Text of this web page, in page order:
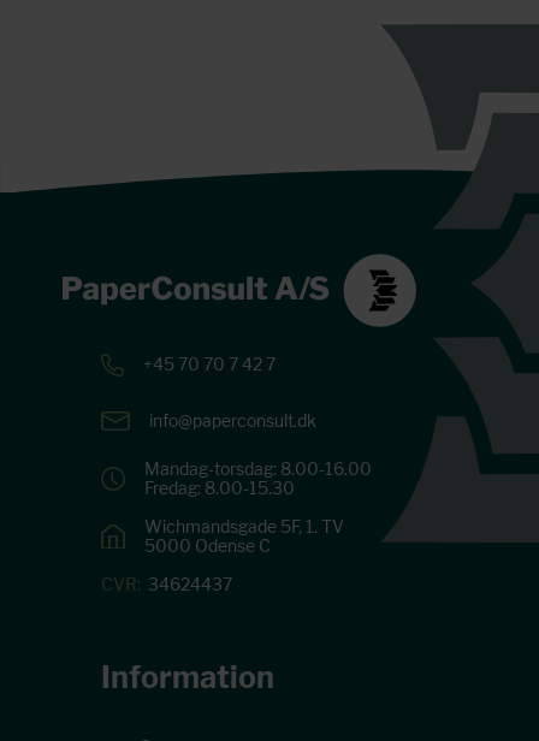
+45 70 70 7 42 7
info@paperconsult.dk
Mandag-torsdag: 8.00-16.00
Fredag: 8.00-15.30
Wichmandsgade 5F, 1. TV
5000 Odense C
CVR: 34624437
Information